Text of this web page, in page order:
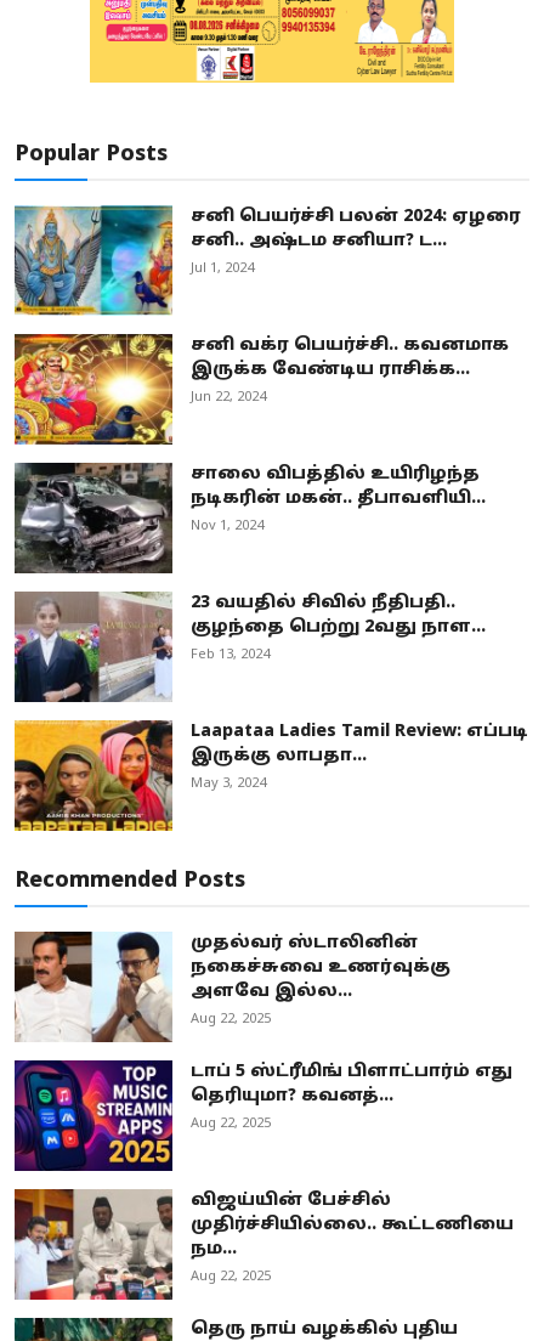
Popular Posts
சனி பெயர்ச்சி பலன் 2024: ஏழரை
சனி.. அஷ்டம சனியா? ட...
Jul 1, 2024
சனி வக்ர பெயர்ச்சி.. கவனமாக
இருக்க வேண்டிய ராசிக்க...
Jun 22, 2024
சாலை விபத்தில் உயிரிழந்த
நடிகரின் மகன்.. தீபாவளியி...
Nov 1, 2024
23 வயதில் சிவில் நீதிபதி..
குழந்தை பெற்று 2வது நாள...
Feb 13, 2024
Laapataa Ladies Tamil Review: எப்படி
இருக்கு லாபதா...
May 3, 2024
Recommended Posts
முதல்வர் ஸ்டாலினின்
நகைச்சுவை உணர்வுக்கு
அளவே இல்ல...
Aug 22, 2025
டாப் 5 ஸ்ட்ரீமிங் பிளாட்பார்ம் எது
தெரியுமா? கவனத்...
Aug 22, 2025
விஜய்யின் பேச்சில்
முதிர்ச்சியில்லை.. கூட்டணியை
நம...
Aug 22, 2025
தெரு நாய் வழக்கில் புதிய